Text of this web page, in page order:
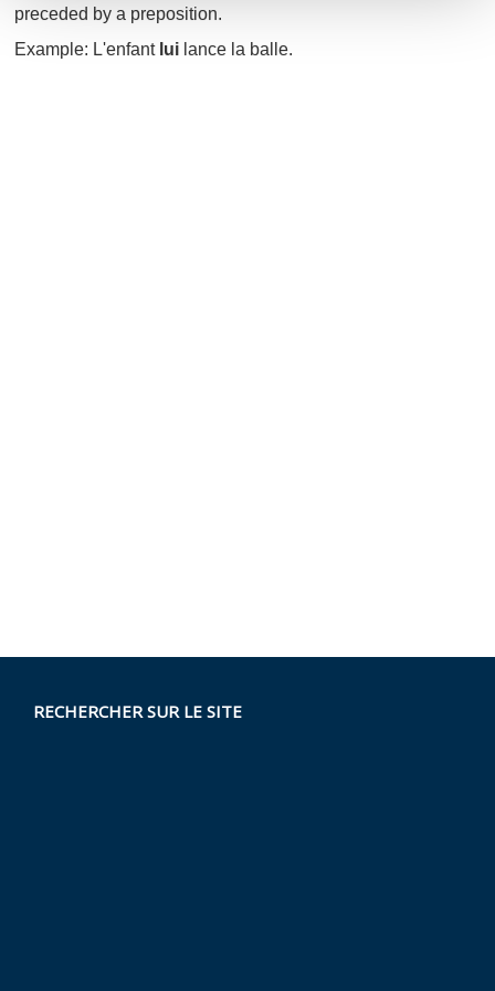
preceded by a preposition.
Example: L'enfant lui lance la balle.
RECHERCHER SUR LE SITE